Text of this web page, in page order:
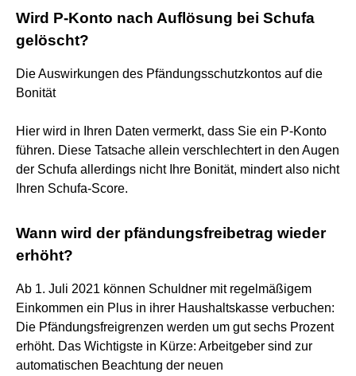
Wird P-Konto nach Auflösung bei Schufa
gelöscht?
Die Auswirkungen des Pfändungsschutzkontos auf die
Bonität
Hier wird in Ihren Daten vermerkt, dass Sie ein P-Konto
führen. Diese Tatsache allein verschlechtert in den Augen
der Schufa allerdings nicht Ihre Bonität, mindert also nicht
Ihren Schufa-Score.
Wann wird der pfändungsfreibetrag wieder
erhöht?
Ab 1. Juli 2021 können Schuldner mit regelmäßigem
Einkommen ein Plus in ihrer Haushaltskasse verbuchen:
Die Pfändungsfreigrenzen werden um gut sechs Prozent
erhöht. Das Wichtigste in Kürze: Arbeitgeber sind zur
automatischen Beachtung der neuen